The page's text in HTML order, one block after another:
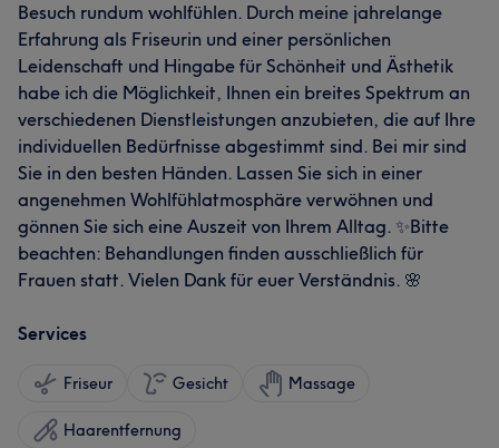
Besuch rundum wohlfühlen. Durch meine jahrelange
Erfahrung als Friseurin und einer persönlichen
Leidenschaft und Hingabe für Schönheit und Ästhetik
habe ich die Möglichkeit, Ihnen ein breites Spektrum an
verschiedenen Dienstleistungen anzubieten, die auf Ihre
individuellen Bedürfnisse abgestimmt sind. Bei mir sind
Sie in den besten Händen. Lassen Sie sich in einer
angenehmen Wohlfühlatmosphäre verwöhnen und
gönnen Sie sich eine Auszeit von Ihrem Alltag. ✨Bitte
beachten: Behandlungen finden ausschließlich für
Frauen statt. Vielen Dank für euer Verständnis. 🌸
Services
Friseur Gesicht Massage
Haarentfernung